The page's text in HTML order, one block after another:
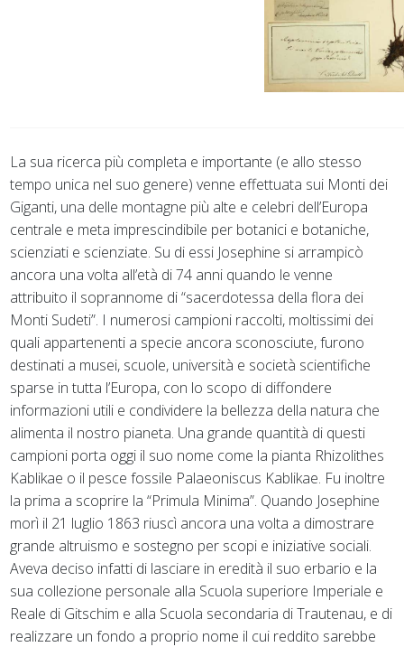
La sua ricerca più completa e importante (e allo stesso
tempo unica nel suo genere) venne effettuata sui Monti dei
Giganti, una delle montagne più alte e celebri dell’Europa
centrale e meta imprescindibile per botanici e botaniche,
scienziati e scienziate. Su di essi Josephine si arrampicò
ancora una volta all’età di 74 anni quando le venne
attribuito il soprannome di “sacerdotessa della flora dei
Monti Sudeti”. I numerosi campioni raccolti, moltissimi dei
quali appartenenti a specie ancora sconosciute, furono
destinati a musei, scuole, università e società scientifiche
sparse in tutta l’Europa, con lo scopo di diffondere
informazioni utili e condividere la bellezza della natura che
alimenta il nostro pianeta. Una grande quantità di questi
campioni porta oggi il suo nome come la pianta Rhizolithes
Kablikae o il pesce fossile Palaeoniscus Kablikae. Fu inoltre
la prima a scoprire la “Primula Minima”. Quando Josephine
morì il 21 luglio 1863 riuscì ancora una volta a dimostrare
grande altruismo e sostegno per scopi e iniziative sociali.
Aveva deciso infatti di lasciare in eredità il suo erbario e la
sua collezione personale alla Scuola superiore Imperiale e
Reale di Gitschim e alla Scuola secondaria di Trautenau, e di
realizzare un fondo a proprio nome il cui reddito sarebbe